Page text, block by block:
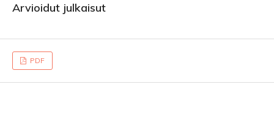
Arvioidut julkaisut
PDF